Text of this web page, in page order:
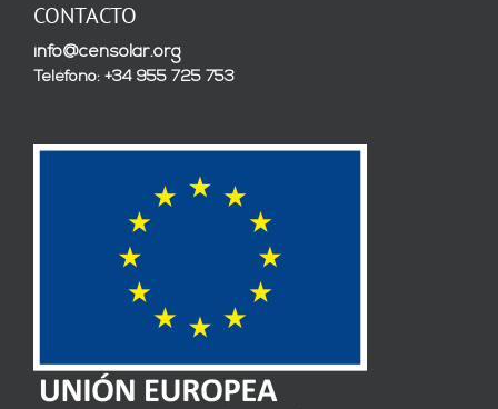
CONTACTO
info@censolar.org
Teléfono: +34 955 725 753